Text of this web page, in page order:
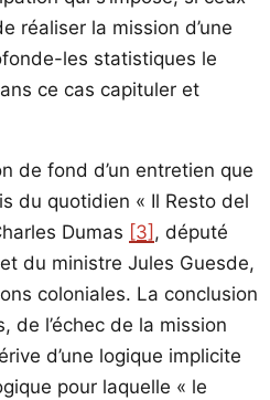
réaliser la mission d’une
les statistiques le
ce cas capituler et
de fond d’un entretien que
du quotidien « Il Resto del
Dumas [3] , député
du ministre Jules Guesde,
coloniales. La conclusion
de l’échec de la mission
d’une logique implicite
pour laquelle « le